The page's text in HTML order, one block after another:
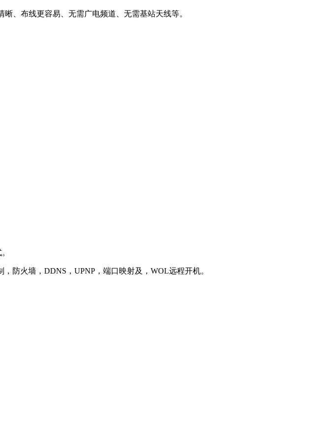
、布线更容易、无需广电频道、无需基站天线等。
防火墙，DDNS，UPNP，端口映射及，WOL远程开机。